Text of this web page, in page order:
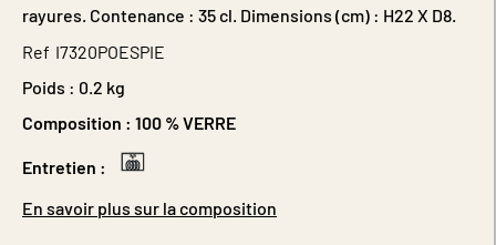
rayures. Contenance : 35 cl. Dimensions (cm) : H22 X D8.
Ref I7320POESPIE
Poids : 0.2 kg
Composition : 100 % VERRE
Entretien :
En savoir plus sur la composition